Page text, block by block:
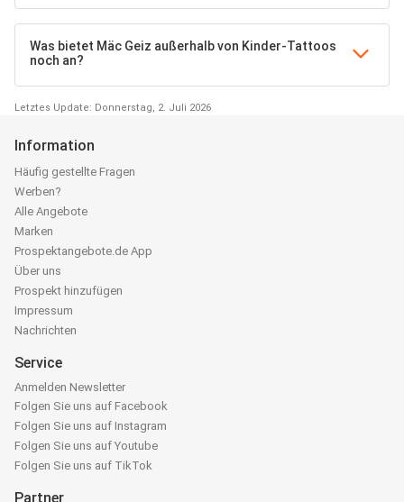
Was bietet Mäc Geiz außerhalb von Kinder-Tattoos
noch an?
Letztes Update: Donnerstag, 2. Juli 2026
Information
Häufig gestellte Fragen
Werben?
Alle Angebote
Marken
Prospektangebote.de App
Über uns
Prospekt hinzufügen
Impressum
Nachrichten
Service
Anmelden Newsletter
Folgen Sie uns auf Facebook
Folgen Sie uns auf Instagram
Folgen Sie uns auf Youtube
Folgen Sie uns auf TikTok
Partner